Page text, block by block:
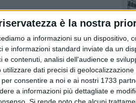
è la nostra
a informazioni su un dispositivo,
informazioni standard inviate da un
contenuti, analisi dell'audience e
dati precisi di
consentire a noi e ai nostri 1733
a informazioni più dettagliate e
minori, nonni e persone in